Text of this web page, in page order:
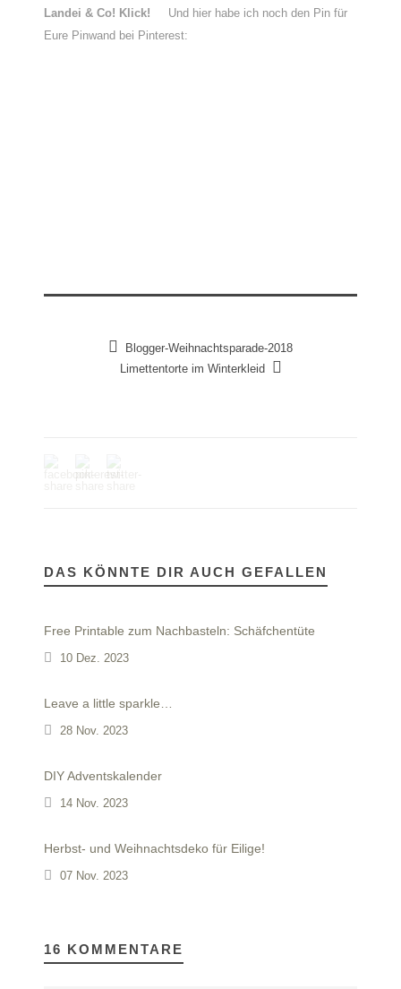
Landei & Co! Klick!
Und hier habe ich noch den Pin für
Eure Pinwand bei Pinterest:
Blogger-Weihnachtsparade-2018
Limettentorte im Winterkleid
DAS KÖNNTE DIR AUCH GEFALLEN
Free Printable zum Nachbasteln: Schäfchentüte
10 Dez. 2023
Leave a little sparkle…
28 Nov. 2023
DIY Adventskalender
14 Nov. 2023
Herbst- und Weihnachtsdeko für Eilige!
07 Nov. 2023
16 KOMMENTARE